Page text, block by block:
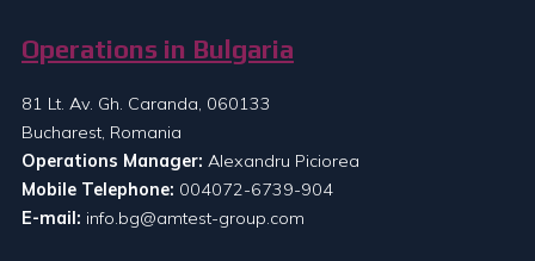
Operations in Bulgaria
81 Lt. Av. Gh. Caranda, 060133
Bucharest, Romania
Operations Manager: Alexandru Piciorea
Mobile Telephone: 004072-6739-904
E-mail: info.bg@amtest-group.com